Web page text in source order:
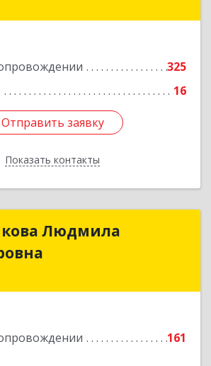
325
16
Отправить заявку
Показать контакты
Отправить заявку
Назад
Людмила
161
Линникова Людмила
Подробнее